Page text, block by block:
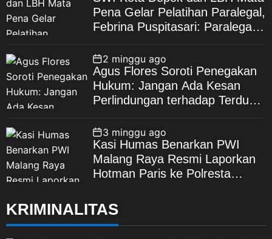
Pena Gelar Pelatihan Paralegal,
Febrina Puspitasari: Paralegal
Keadilan Warga Depok
2 minggu ago
Agus Flores Soroti Penegakan
Hukum: Jangan Ada Kesan
Perlindungan terhadap Terduga
Dipertaruhkan
3 minggu ago
Kasi Humas Benarkan PWI
Malang Raya Resmi Laporkan
Hotman Paris ke Polresta
KRIMINALITAS